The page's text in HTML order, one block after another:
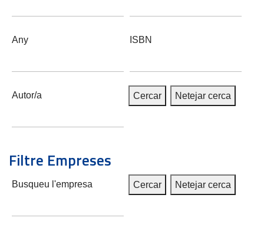
Any ISBN
Autor/a Cercar Netejar cerca
Filtre Empreses
Busqueu l'empresa Cercar Netejar cerca